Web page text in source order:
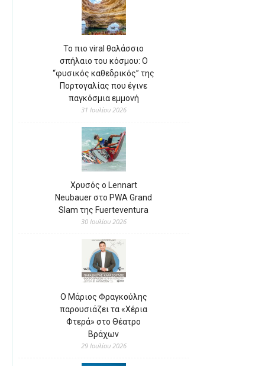
Το πιο viral θαλάσσιο
σπήλαιο του κόσμου: Ο
“φυσικός καθεδρικός” της
Πορτογαλίας που έγινε
παγκόσμια εμμονή
31 Ιουλίου 2026
Χρυσός ο Lennart
Neubauer στο PWA Grand
Slam της Fuerteventura
30 Ιουλίου 2026
Ο Μάριος Φραγκούλης
παρουσιάζει τα «Χέρια
Φτερά» στο Θέατρο
Βράχων
29 Ιουλίου 2026